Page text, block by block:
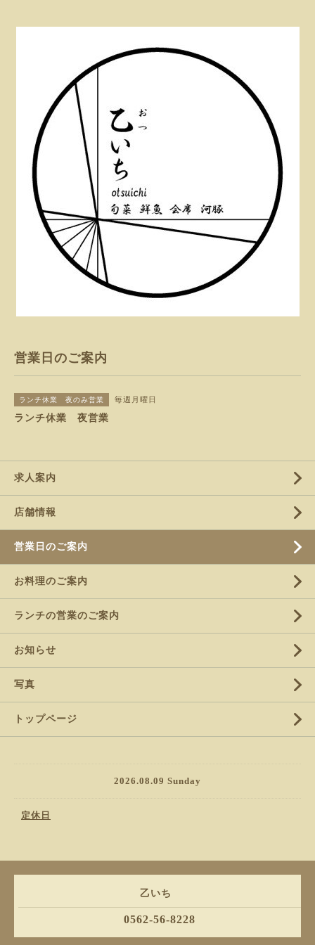
営業日のご案内
ランチ休業 夜のみ営業 毎週月曜日
ランチ休業 夜営業
求人案内
店舗情報
営業日のご案内
お料理のご案内
ランチの営業のご案内
お知らせ
写真
トップページ
2026.08.09 Sunday
定休日
乙いち
0562-56-8228